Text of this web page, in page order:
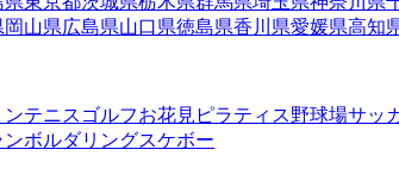
岡山県広島県山口県徳島県香川県愛媛県高知
ンテニス ゴルフお花見 ピラティス野球場サッ
ンボルダリングスケボー